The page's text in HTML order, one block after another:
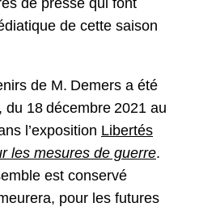
de cette saison
de M. Demers a été
18 décembre 2021 au
l’exposition Libertés
les mesures de guerre.
est conservé
pour les futures